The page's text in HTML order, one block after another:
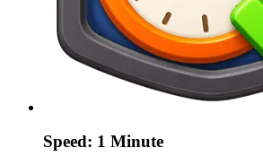
Speed: 1 Minute